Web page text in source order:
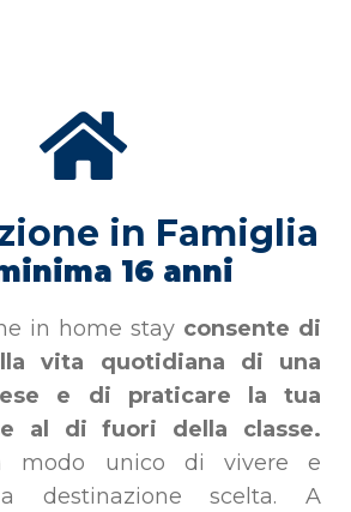
in Famiglia
16 anni
in home stay consente di
vita quotidiana di una
e di praticare la tua
al di fuori della classe.
modo unico di vivere e
destinazione scelta. A